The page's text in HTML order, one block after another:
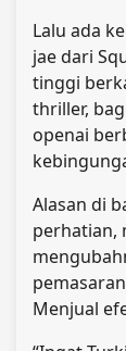
Lalu ada
jae dari
tinggi
thriller,
openai
Alasan di
perhatian,
Menjual